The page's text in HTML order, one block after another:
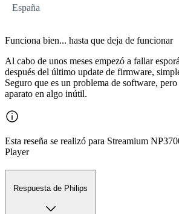
España
Funciona bien... hasta que deja de funcionar
Al cabo de unos meses empezó a fallar
después del último update de firmware,
Seguro que es un problema de software,
aparato en algo inútil.
Esta reseña se realizó para Streamium
Player
Respuesta de Philips